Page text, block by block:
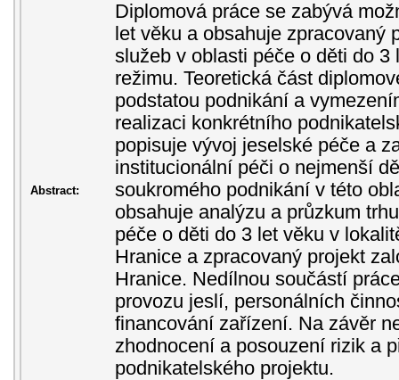
Abstract:
Diplomová práce se zabývá
let věku a obsahuje zpracovaný
služeb v oblasti péče o děti do 3
režimu. Teoretická část
podstatou podnikání a
realizaci konkrétního
popisuje vývoj jeselské péče a
institucionální péči o nejmenší
soukromého podnikání v této
obsahuje analýzu a průzkum
péče o děti do 3 let věku v
Hranice a zpracovaný projekt
Hranice. Nedílnou součástí
provozu jeslí, personálních
financování zařízení. Na závěr
zhodnocení a posouzení rizik a
podnikatelského projektu.